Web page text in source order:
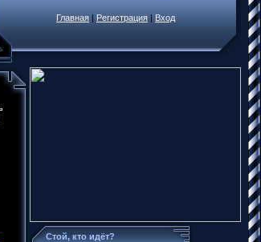
Главная | Регистрация | Вход
Стой, кто идёт?